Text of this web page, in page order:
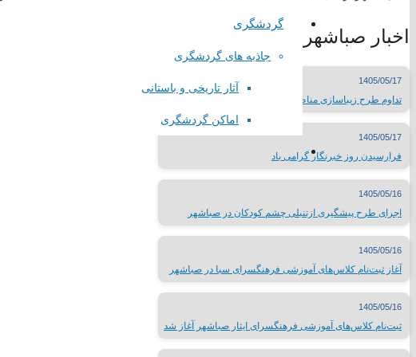
گردشگری
جاذبه های گردشگری
آثار تاریخی و باستانی
اماکن گردشگری
اخبار صباشهر
1405/05/17
تداوم طرح زیباسازی مناظر بصری صباشهر
1405/05/17
فرارسیدن روز خبرنگار گرامی باد
1405/05/16
اجرای طرح پیشگیری ازتنبلی چشم کودکان در صباشهر
1405/05/16
آغاز ثبت‌نام کلاس‌های آموزشی فرهنگسرای سبا در صباشهر
1405/05/16
ثبت‌نام کلاس‌های آموزشی فرهنگسرای ایثار صباشهر آغاز شد
درگاه الکترونیکی مراجع تقلید
لیست سایتهای مذهبی
سایتهای فرهنگی کشور
جدول نمایشگاههای بین المللی
مطبوعات کشور
سایر لینک ها
لینک های محلی
استانداری تهران
فرمانداری شهرستان شهریار
اداره ورزش و جوانان شهریار
تماس با